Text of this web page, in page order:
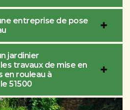
entreprise de pose
jardinier
travaux de mise en
en rouleau à
51500